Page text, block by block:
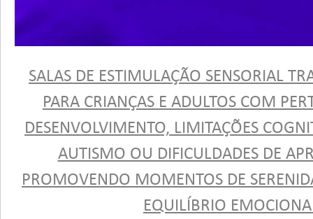
SALAS DE ESTIMULAÇÃO SENSORIAL
PARA CRIANÇAS E ADULTOS COM
DESENVOLVIMENTO, LIMITAÇÕES
AUTISMO OU DIFICULDADES DE
PROMOVENDO MOMENTOS DE
EQUILÍBRIO